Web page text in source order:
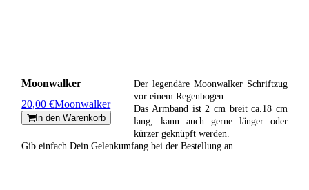
Moonwalker
20,00 €Moonwalker
In den Warenkorb
Der legendäre Moonwalker Schriftzug
vor einem Regenbogen.
Das Armband ist 2 cm breit ca.18 cm
lang, kann auch gerne länger oder
kürzer geknüpft werden.
Gib einfach Dein Gelenkumfang bei der Bestellung an.